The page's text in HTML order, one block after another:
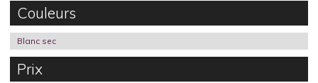
Couleurs
Blanc sec
Prix